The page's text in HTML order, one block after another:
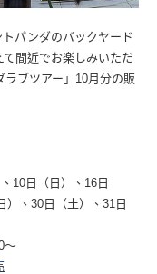
パンダのバックヤード
間近でお楽しみいただ
ブツアー」10月分の販
10日（日）、16日
）、30日（土）、31日
〜